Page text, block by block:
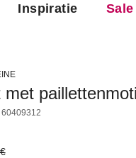
Inspiratie Sale
met
60409312